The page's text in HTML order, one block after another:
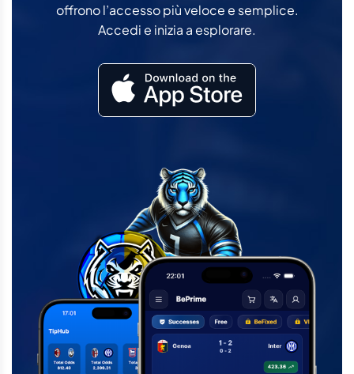
offrono l’accesso più veloce e semplice.
Accedi e inizia a esplorare.